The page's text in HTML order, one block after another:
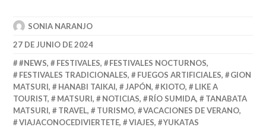
SONIA NARANJO
27 DE JUNIO DE 2024
#NEWS, FESTIVALES, FESTIVALES NOCTURNOS,
FESTIVALES TRADICIONALES, FUEGOS ARTIFICIALES,
GION
MATSURI, HANABI TAIKAI, JAPÓN, KIOTO,
LIKE A
TOURIST, MATSURI, NOTICIAS, RÍO SUMIDA,
TANABATA
MATSURI, TRAVEL, TURISMO, VACACIONES DE VERANO,
VIAJACONOCEDIVIERTETE, VIAJES, YUKATAS